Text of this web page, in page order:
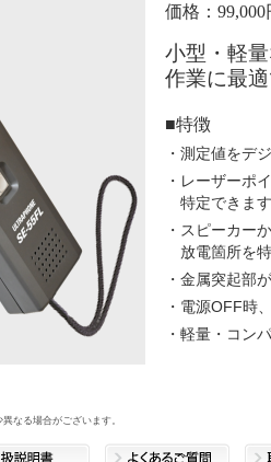
なる場合がございます。
価格：99,000
小型・軽
作業に最
■特徴
・測定値をデ
・レーザーポ
特定できま
・スピーカー
放電箇所を
・金属突起部
・電源OFF時
・軽量・コン